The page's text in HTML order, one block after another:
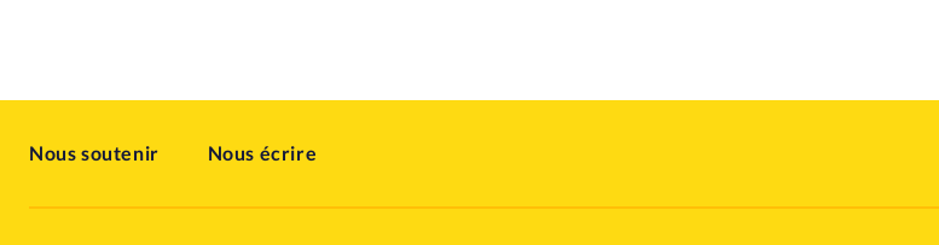
Nous soutenir Nous écrire